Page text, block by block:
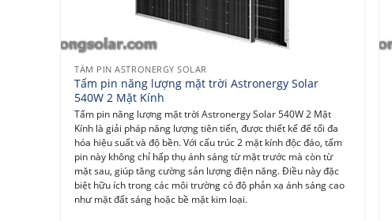
TẤM PIN ASTRONERGY SOLAR
Tấm pin năng lượng mặt trời Astronergy Solar
540W 2 Mặt Kính
Tấm pin năng lượng mặt trời Astronergy Solar 540W 2 Mặt
Kính là giải pháp năng lượng tiên tiến, được thiết kế để tối đa
hóa hiệu suất và độ bền. Với cấu trúc 2 mặt kính độc đáo, tấm
pin này không chỉ hấp thụ ánh sáng từ mặt trước mà còn từ
mặt sau, giúp tăng cường sản lượng điện năng. Điều này đặc
biệt hữu ích trong các môi trường có độ phản xạ ánh sáng cao
như mặt đất sáng hoặc bề mặt kim loại.